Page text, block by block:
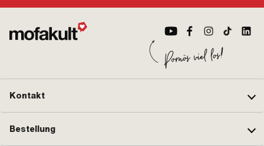
Kontakt
Bestellung